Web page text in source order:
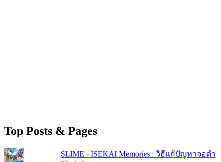
Top Posts & Pages
SLIME - ISEKAI Memories : วิธีแก้ปัญหาจอดำ